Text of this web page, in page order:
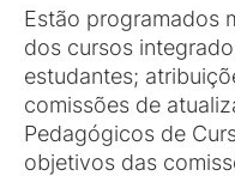
Estão programados
dos cursos
estudantes;
comissões de
Pedagógicos de
objetivos das